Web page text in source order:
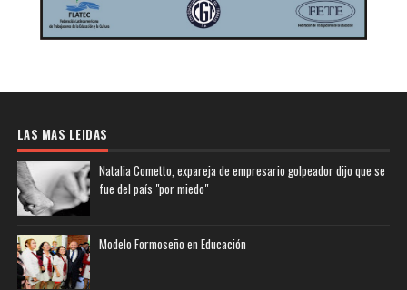
LAS MAS LEIDAS
Natalia Cometto, expareja de empresario golpeador dijo que se
fue del país "por miedo"
Modelo Formoseño en Educación